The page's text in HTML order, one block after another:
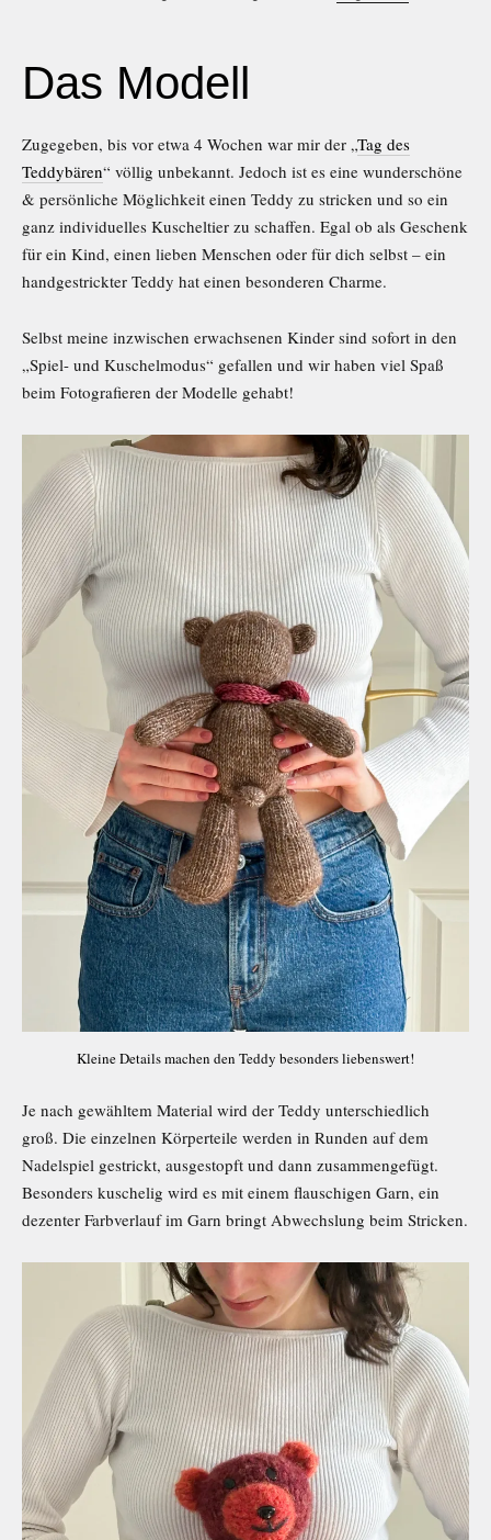
Das Modell
Zugegeben, bis vor etwa 4 Wochen war mir der „Tag des
Teddybären“ völlig unbekannt. Jedoch ist es eine wunderschöne
& persönliche Möglichkeit einen Teddy zu stricken und so ein
ganz individuelles Kuscheltier zu schaffen. Egal ob als Geschenk
für ein Kind, einen lieben Menschen oder für dich selbst – ein
handgestrickter Teddy hat einen besonderen Charme.
Selbst meine inzwischen erwachsenen Kinder sind sofort in den
„Spiel- und Kuschelmodus“ gefallen und wir haben viel Spaß
beim Fotografieren der Modelle gehabt!
Kleine Details machen den Teddy besonders liebenswert!
Je nach gewähltem Material wird der Teddy unterschiedlich
groß. Die einzelnen Körperteile werden in Runden auf dem
Nadelspiel gestrickt, ausgestopft und dann zusammengefügt.
Besonders kuschelig wird es mit einem flauschigen Garn, ein
dezenter Farbverlauf im Garn bringt Abwechslung beim Stricken.